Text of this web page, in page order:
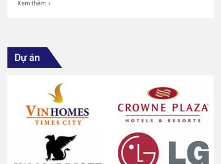
Xem thêm
Dự án